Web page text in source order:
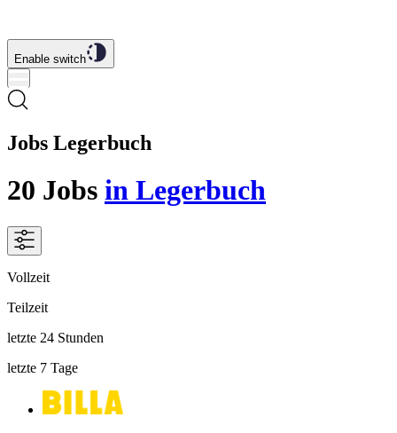
Enable switch
Jobs Legerbuch
20 Jobs in Legerbuch
Vollzeit
Teilzeit
letzte 24 Stunden
letzte 7 Tage